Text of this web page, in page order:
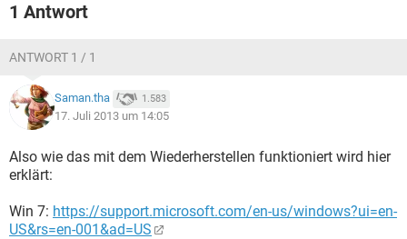
1 Antwort
ANTWORT 1 / 1
Saman.tha 1.583
17. Juli 2013 um 14:05
Also wie das mit dem Wiederherstellen funktioniert wird hier
erklärt:
Win 7: https://support.microsoft.com/en-us/windows?ui=en-
US&rs=en-001&ad=US